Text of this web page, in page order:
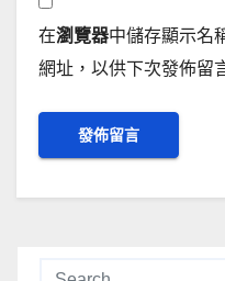
在瀏覽器中儲存顯示名
網址，以供下次發佈留